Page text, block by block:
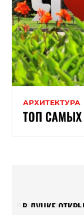
АРХИТЕКТУРА
ТОП САМЫХ
В ЛУЦКЕ
ЛЮБОВЬ И